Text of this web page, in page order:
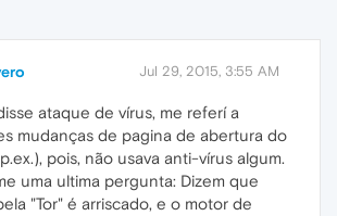
Jul 29, 2015, 3:55 AM
ataque de vírus, me referí a
mudanças de pagina de abertura do
pois, não usava anti-vírus algum.
uma ultima pergunta: Dizem que
"Tor" é arriscado, e o motor de